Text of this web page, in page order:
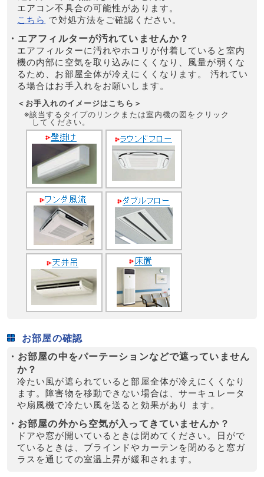
エアコン不具合の可能性があります。
こちら で対処方法をご確認ください。
・エアフィルターが汚れていませんか？
エアフィルターに汚れやホコリが付着していると室内
機の内部に空気を取り込みにくくなり、風量が弱くな
るため、お部屋全体が冷えにくくなります。 汚れてい
る場合はお手入れをお願いします。
＜お手入れのイメージはこちら＞
※該当するタイプのリンクまたは室内機の図をクリック
してください。
お部屋の確認
・お部屋の中をパーテーションなどで遮っていません
か？
冷たい風が遮られていると部屋全体が冷えにくくなり
ます。障害物を移動できない場合は、サーキュレータ
や扇風機で冷たい風を送ると効果があり ます。
・お部屋の外から空気が入ってきていませんか？
ドアや窓が開いているときは閉めてください。日がで
ているときは、ブラインドやカーテンを閉めると窓ガ
ラスを通じての室温上昇が緩和されます。